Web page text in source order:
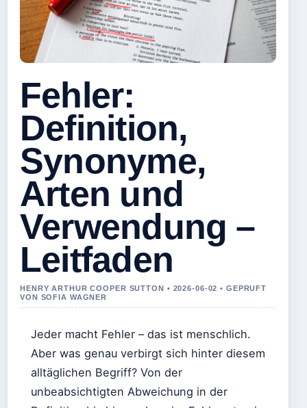
Fehler:
Definition,
Synonyme,
Arten und
Verwendung –
Leitfaden
HENRY ARTHUR COOPER SUTTON • 2026-06-02 • GEPRUFT
VON SOFIA WAGNER
Jeder macht Fehler – das ist menschlich.
Aber was genau verbirgt sich hinter diesem
alltäglichen Begriff? Von der
unbeabsichtigten Abweichung in der